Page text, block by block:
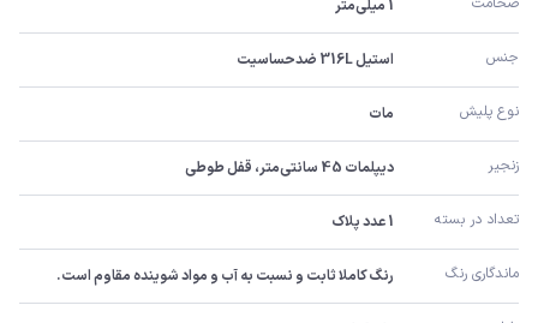
1 میلی‌متر
جنس استیل 316L ضدحساسیت
نوع پلیش مات
زنجیر دیپلمات 45 سانتی‌متر، قفل طوطی
تعداد در بسته 1 عدد پلاک
ماندگاری رنگ رنگ کاملا ثابت و نسبت به آب و مواد شوینده مقاوم است.